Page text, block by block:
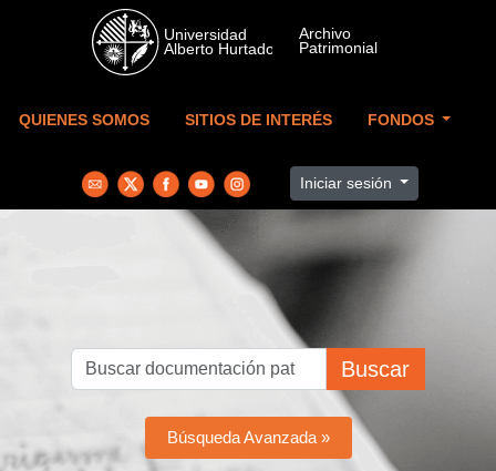
Skip to main content
QUIENES SOMOS SITIOS DE INTERÉS FONDOS
Iniciar sesión
Buscar
Búsqueda Avanzada »